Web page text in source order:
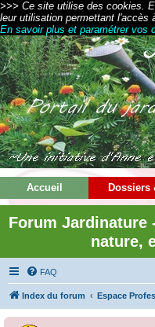
>>> Ce site utilise des cookies.
leur utilisation permettant l'accès
En savoir plus et paramétrer vos
Accueil Dossiers
Forum Jardinature
nature,
FAQ
Index du forum Espace